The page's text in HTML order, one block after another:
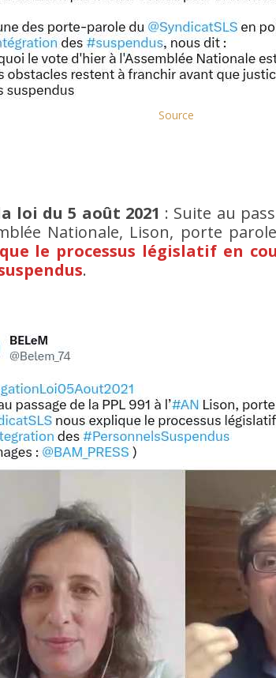
Source
loi du 5 août 2021 : Suite au
Nationale, Lison, porte
le processus législatif en
.